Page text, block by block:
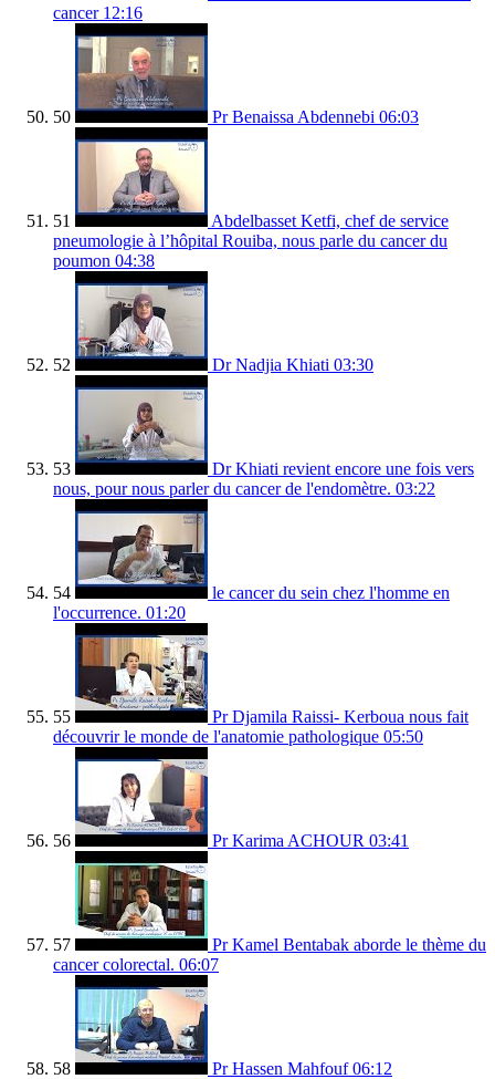
cancer 12:16
50 Pr Benaissa Abdennebi 06:03
51
Abdelbasset Ketfi, chef de service
pneumologie à l’hôpital Rouiba, nous parle du cancer du
poumon 04:38
52 Dr Nadjia Khiati 03:30
53
Dr Khiati revient encore une fois vers
nous, pour nous parler du cancer de l'endomètre. 03:22
54
le cancer du sein chez l'homme en
l'occurrence. 01:20
55
Pr Djamila Raissi- Kerboua nous fait
découvrir le monde de l'anatomie pathologique 05:50
56 Pr Karima ACHOUR 03:41
57
Pr Kamel Bentabak aborde le thème du
cancer colorectal. 06:07
58 Pr Hassen Mahfouf 06:12